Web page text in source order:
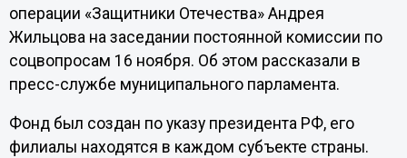
операции «Защитники Отечества» Андрея
Жильцова на заседании постоянной комиссии по
соцвопросам 16 ноября. Об этом рассказали в
пресс-службе муниципального парламента.
Фонд был создан по указу президента РФ, его
филиалы находятся в каждом субъекте страны.